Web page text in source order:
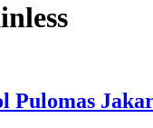
Pulomas